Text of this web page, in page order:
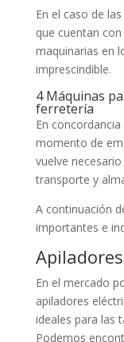
En el caso de
que cuentan
maquinarias en
imprescindible.
4 Máquinas
ferretería
En
momento de
vuelve
transporte y
A continuación
importantes e
En el mercado
apiladores
ideales para las
Podemos